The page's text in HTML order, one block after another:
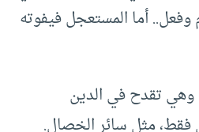
أما المستعجل فيفوته
وهي تقدح في الدين
فقط، مثل سائر الخصال.